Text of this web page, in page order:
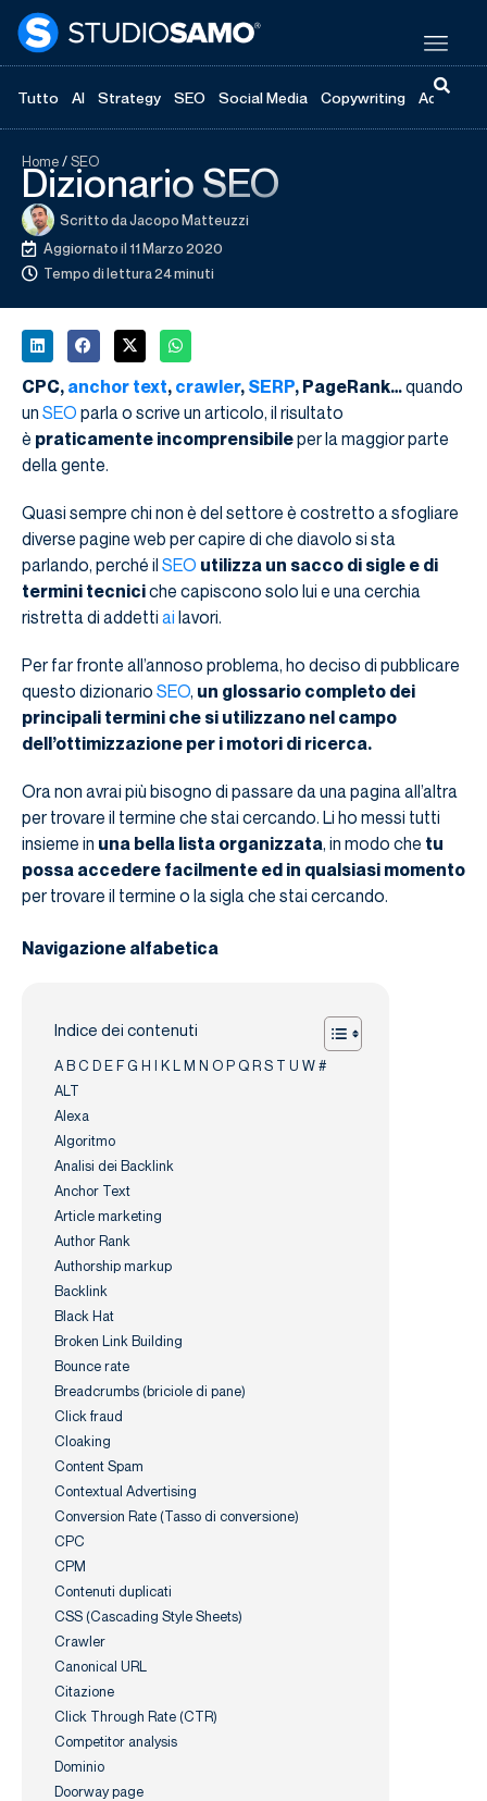
Tutto AI Strategy SEO Social Media Copywriting
Home/SEO
Dizionario SEO
Scritto daJacopo Matteuzzi
Aggiornato il 11 Marzo 2020
Tempo di lettura 24 minuti
CPC, anchor text, crawler, SERP, PageRank…quando
un SEO parla o scrive un articolo, il risultato
è praticamente incomprensibileper la maggior parte
della gente.
Quasi sempre chi non è del settore è costretto a sfogliare
diverse pagine web per capire di che diavolo si sta
parlando, perché il SEO utilizza un sacco di sigle e di
termini tecniciche capiscono solo lui e una cerchia
ristretta di addetti ai lavori.
Per far fronte all’annoso problema, ho deciso di pubblicare
questo dizionario SEO, un glossario completo dei
principali termini che si utilizzano nel campo
dell’ottimizzazione per i motori di ricerca.
Ora non avrai più bisogno di passare da una pagina all’altra
per trovare il termine che stai cercando. Li ho messi tutti
insieme in una bella lista organizzata, in modo che tu
possa accedere facilmente ed in qualsiasi momento
per trovare il termine o la sigla che stai cercando.
Navigazione alfabetica
Indice dei contenuti
A B C D E F G H I K L M N O P Q R S T U W #
ALT
Alexa
Algoritmo
Analisi dei Backlink
Anchor Text
Article marketing
Author Rank
Authorship markup
Backlink
Black Hat
Broken Link Building
Bounce rate
Breadcrumbs (briciole di pane)
Click fraud
Cloaking
Content Spam
Contextual Advertising
Conversion Rate (Tasso di conversione)
CPC
CPM
Contenuti duplicati
CSS (Cascading Style Sheets)
Crawler
Canonical URL
Citazione
Click Through Rate (CTR)
Competitor analysis
Dominio
Doorway page